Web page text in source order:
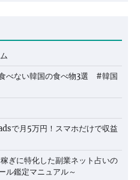
べない韓国の食べ物3選 #韓国
で月5万円！スマホだけで収益
ぎに特化した副業ネット占いの
ル鑑定マニュアル～